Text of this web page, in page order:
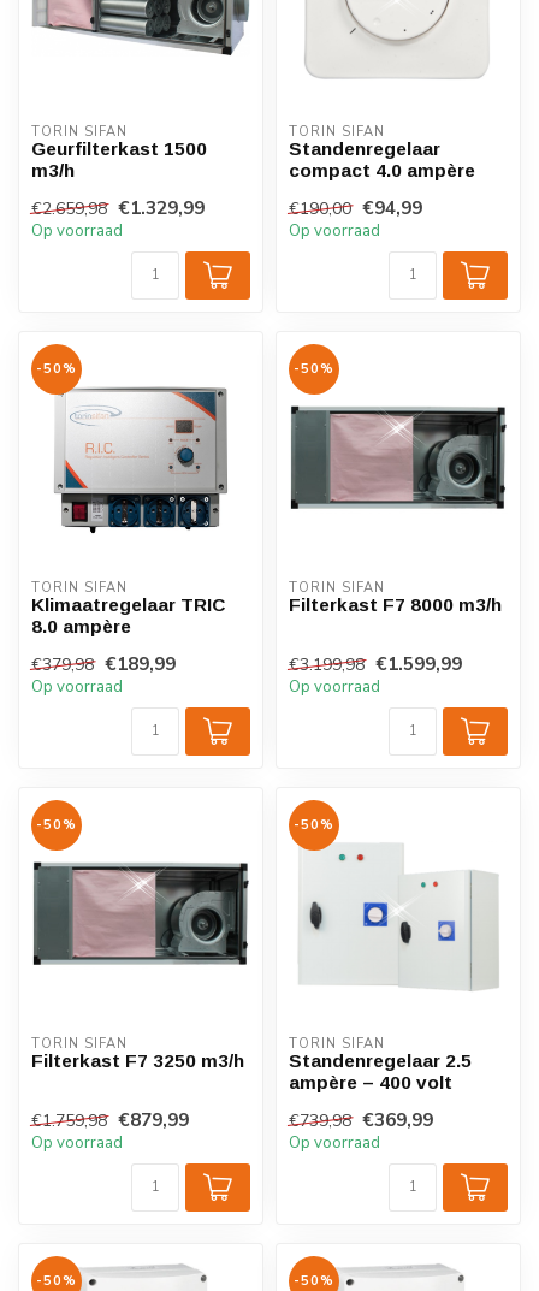
TORIN SIFAN
Geurfilterkast 1500
m3/h
€2.659,98 €1.329,99
Op voorraad
TORIN SIFAN
Standenregelaar
compact 4.0 ampère
€190,00 €94,99
Op voorraad
-50%
TORIN SIFAN
Klimaatregelaar TRIC
8.0 ampère
€379,98 €189,99
Op voorraad
-50%
TORIN SIFAN
Filterkast F7 8000 m3/h
€3.199,98 €1.599,99
Op voorraad
-50%
TORIN SIFAN
Filterkast F7 3250 m3/h
€1.759,98 €879,99
Op voorraad
-50%
TORIN SIFAN
Standenregelaar 2.5
ampère – 400 volt
€739,98 €369,99
Op voorraad
-50% -50%